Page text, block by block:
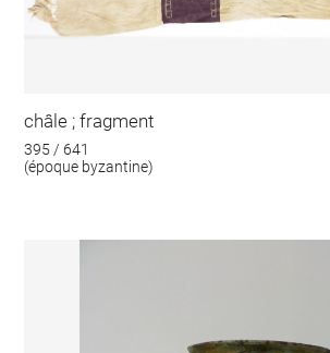
châle ; fragment
395 / 641
(époque byzantine)